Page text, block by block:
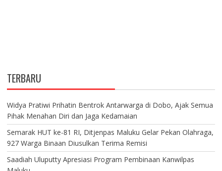
TERBARU
Widya Pratiwi Prihatin Bentrok Antarwarga di Dobo, Ajak Semua
Pihak Menahan Diri dan Jaga Kedamaian
Semarak HUT ke-81 RI, Ditjenpas Maluku Gelar Pekan Olahraga,
927 Warga Binaan Diusulkan Terima Remisi
Saadiah Uluputty Apresiasi Program Pembinaan Kanwilpas